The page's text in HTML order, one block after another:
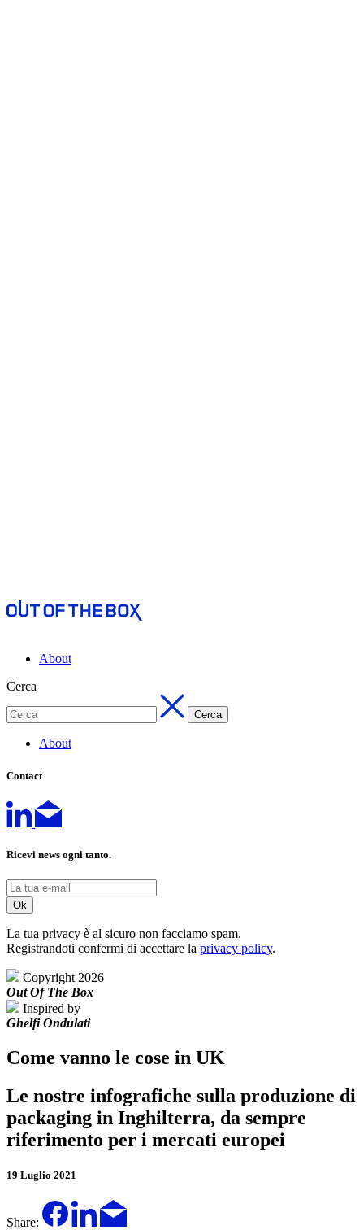
About
Cerca
About
Contact
Ricevi news ogni tanto.
La tua privacy è al sicuro non facciamo spam.
Registrandoti confermi di accettare la privacy policy.
Copyright 2026
Out Of The Box
Inspired by
Ghelfi Ondulati
Come vanno le cose in UK
Le nostre infografiche sulla produzione di
packaging in Inghilterra, da sempre
riferimento per i mercati europei
19 Luglio 2021
Share: